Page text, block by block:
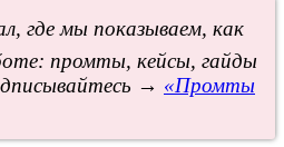
где мы показываем, как
промты, кейсы, гайды
→ «Промты